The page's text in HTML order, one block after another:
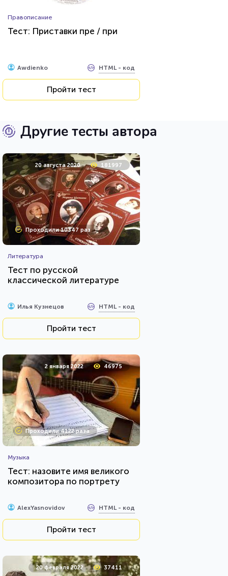
Правописание
Тест: Приставки пре / при
Awdienko HTML - код
Пройти тест
Другие тесты автора
20 августа 2020 181997
Проходили 10347 раз
Литература
Тест по русской
классической литературе
Илья Кузнецов HTML - код
Пройти тест
2 января 2022 46975
Проходили 4122 раза
Музыка
Тест: назовите имя великого
композитора по портрету
AlexYasnovidov HTML - код
Пройти тест
20 февраля 2022 37411